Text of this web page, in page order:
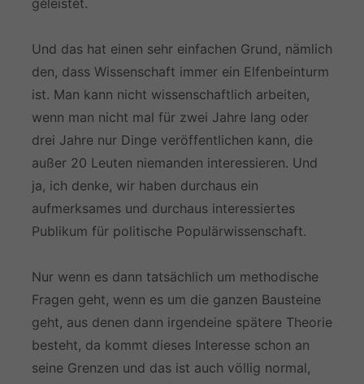
geleistet.
Und das hat einen sehr einfachen Grund, nämlich
den, dass Wissenschaft immer ein Elfenbeinturm
ist. Man kann nicht wissenschaftlich arbeiten,
wenn man nicht mal für zwei Jahre lang oder
drei Jahre nur Dinge veröffentlichen kann, die
außer 20 Leuten niemanden interessieren. Und
ja, ich denke, wir haben durchaus ein
aufmerksames und durchaus interessiertes
Publikum für politische Populärwissenschaft.
Nur wenn es dann tatsächlich um methodische
Fragen geht, wenn es um die ganzen Bausteine
geht, aus denen dann irgendeine spätere Theorie
besteht, da kommt dieses Interesse schon an
seine Grenzen und das ist auch völlig normal,